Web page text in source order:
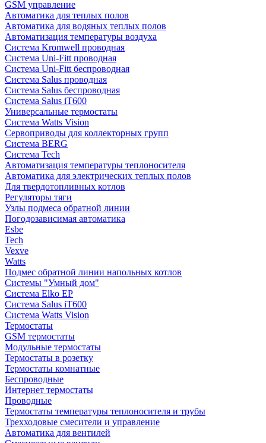
GSM управление
Автоматика для теплых полов
Автоматика для водяных теплых полов
Автоматизация температуры воздуха
Система Kromwell проводная
Система Uni-Fitt проводная
Система Uni-Fitt беспроводная
Система Salus проводная
Система Salus беспроводная
Система Salus iT600
Универсальные термостаты
Система Watts Vision
Сервоприводы для коллекторных групп
Система BERG
Система Tech
Автоматизация температуры теплоносителя
Автоматика для электрических теплых полов
Для твердотопливных котлов
Регуляторы тяги
Узлы подмеса обратной линии
Погодозависимая автоматика
Esbe
Tech
Vexve
Watts
Подмес обратной линии напольных котлов
Системы "Умный дом"
Система Elko EP
Система Salus iT600
Система Watts Vision
Термостаты
GSM термостаты
Модульные термостаты
Термостаты в розетку
Термостаты комнатные
Беспроводные
Интернет термостаты
Проводные
Термостаты температуры теплоносителя и трубы
Трехходовые смесители и управление
Автоматика для вентилей